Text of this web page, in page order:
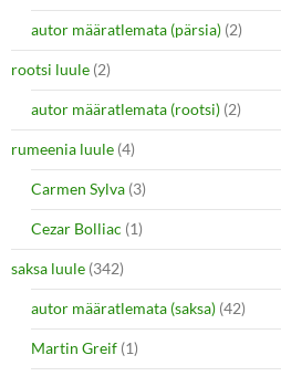
autor määratlemata (pärsia) (2)
rootsi luule (2)
autor määratlemata (rootsi) (2)
rumeenia luule (4)
Carmen Sylva (3)
Cezar Bolliac (1)
saksa luule (342)
autor määratlemata (saksa) (42)
Martin Greif (1)